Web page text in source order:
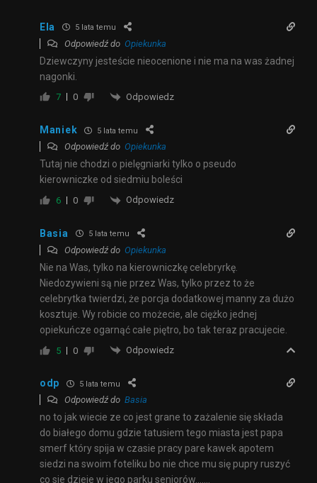
Ela 5 lata temu
Odpowiedź do Opiekunka
Dziewczyny jesteście nieocenione i nie ma na was żadnej
nagonki.
7 0 Odpowiedz
Maniek 5 lata temu
Odpowiedź do Opiekunka
Tutaj nie chodzi o pielęgniarki tylko o pseudo
kierowniczke od siedmiu boleści
6 0 Odpowiedz
Basia 5 lata temu
Odpowiedź do Opiekunka
Nie na Was, tylko na kierowniczkę celebryrkę.
Niedozywieni są nie przez Was, tylko przez to że
celebrytka twierdzi, że porcja dodatkowej manny za dużo
kosztuje. Wy robicie co możecie, ale ciężko jednej
opiekuńcze ogarnąć całe piętro, bo tak teraz pracujecie.
5 0 Odpowiedz
odp 5 lata temu
Odpowiedź do Basia
no to jak wiecie ze co jest grane to zażalenie się składa
do białego domu gdzie tatusiem tego miasta jest papa
smerf który spija w czasie pracy pare kawek apotem
siedzi na swoim foteliku bo nie chce mu się pupry ruszyć
co sie dzieje w jego parku seniorów…….